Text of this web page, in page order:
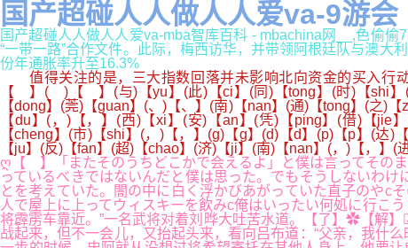
国产超碰人人做人人爱va-9游会
国产超碰人人做人人爱va-mba智库百科 - mbachina网__,色偷
“一带一路”合作文件。此际，梅西访华，并带领阿根廷队与澳
份年通胀率升至16.3%
值得关注的是，三大指数回落并未影响北向资金的买入行
【 】( )【 】(与)【yu】(此)【ci】(同)【tong】(时)【shi】(
【dong】(莞)【guan】(、)【、】(南)【nan】(通)【tong】(之)
【du】(，)【，】(西)【xi】(安)【an】(凭)【ping】(借)【jie
【cheng】(市)【shi】(，)【，】(g)【g】(d)【d】(p)【p】(达
【ju】(反)【fan】(超)【chao】(济)【ji】(南)【nan】(，)【，】
ღ【 】「またそのうちどこかで会えるよ」と僕は言ってその
っているべきではないんだと僕は思った。でもそうしないわ
とを考えていた。闇の中に白く浮かびあがっていた直子のやc
人で屋上に上ってウィスキーを飲みc俺はいったい何処に行
将霹雳车靠近。”一名武将对着刘晔大吐苦水道。【了】✿【
战起来，但不一会儿，又抬起头来，看向吕布道：“父亲，我